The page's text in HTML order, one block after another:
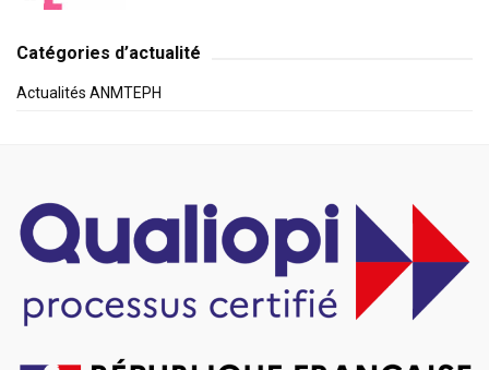
Catégories d’actualité
Actualités ANMTEPH